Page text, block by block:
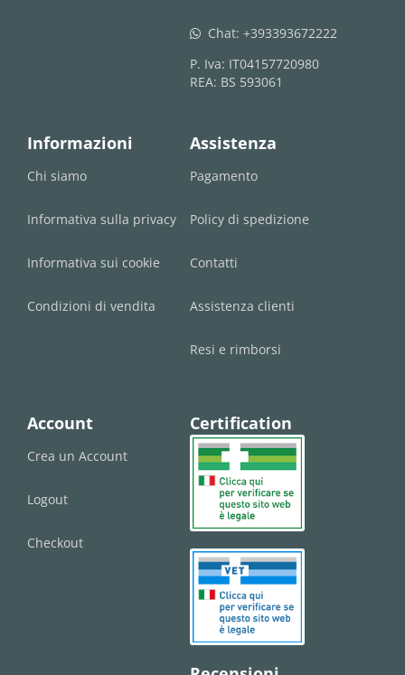
whatsapp Chat: +393393672222
P. Iva: IT04157720980
REA: BS 593061
Informazioni
Chi siamo
Informativa sulla privacy
Informativa sui cookie
Condizioni di vendita
Assistenza
Pagamento
Policy di spedizione
Contatti
Assistenza clienti
Resi e rimborsi
Account
Crea un Account
Logout
Checkout
Certification